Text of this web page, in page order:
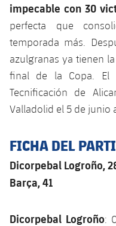
impecable con 30
perfecta que
temporada más.
azulgranas ya tienen
final de la Copa. El
Tecnificación de
Valladolid el 5 de junio
FICHA DEL
Dicorpebal Logroño,
Barça, 41
Dicorpebal Logroño: